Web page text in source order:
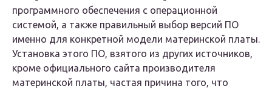
программного обеспечения с операционной
системой, а также правильный выбор версий ПО
именно для конкретной модели материнской платы.
Установка этого ПО, взятого из других источников,
кроме официального сайта производителя
материнской платы, частая причина того, что